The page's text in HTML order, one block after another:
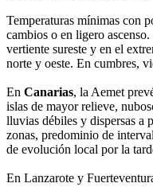
Temperaturas mínimas con
cambios o en ligero
vertiente sureste y en el
norte y oeste. En cumbres,
En Canarias, la Aemet
islas de mayor relieve,
lluvias débiles y dispersas a
zonas, predominio de
de evolución local por la
En Lanzarote y